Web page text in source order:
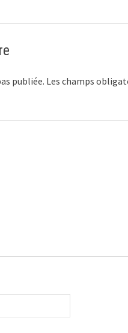
publiée. Les champs